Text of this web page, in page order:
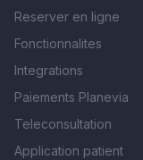
Reserver en ligne
Fonctionnalites
Integrations
Paiements Planevia
Teleconsultation
Application patient